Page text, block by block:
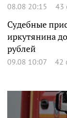
08.08 20:15 43
Судебные
иркутянина
рублей
09.08 10:07 42